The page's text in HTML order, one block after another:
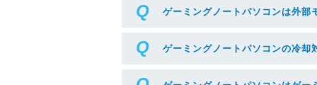
ゲーミングノートパソコンは外部
ゲーミングノートパソコンの冷却